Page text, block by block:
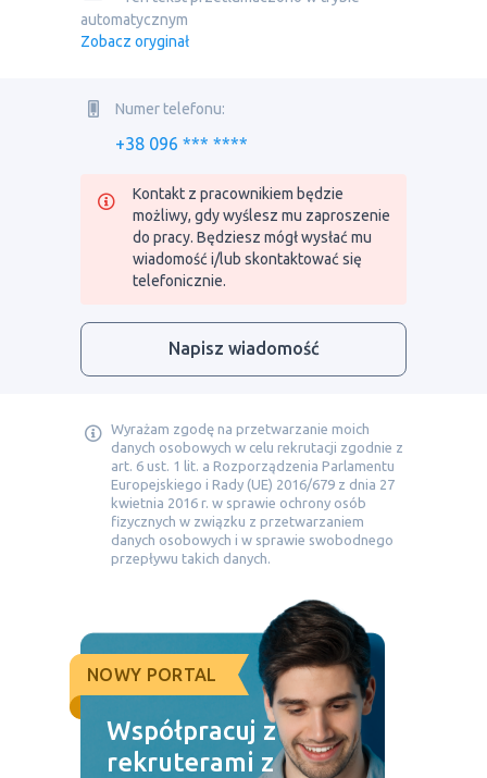
automatycznym
Zobacz oryginał
Numer telefonu:
+38 096 *** ****
Kontakt z pracownikiem będzie
możliwy, gdy wyślesz mu zaproszenie
do pracy. Będziesz mógł wysłać mu
wiadomość i/lub skontaktować się
telefonicznie.
Napisz wiadomość
Wyrażam zgodę na przetwarzanie moich
danych osobowych w celu rekrutacji zgodnie z
art. 6 ust. 1 lit. a Rozporządzenia Parlamentu
Europejskiego i Rady (UE) 2016/679 z dnia 27
kwietnia 2016 r. w sprawie ochrony osób
fizycznych w związku z przetwarzaniem
danych osobowych i w sprawie swobodnego
przepływu takich danych.
NOWY PORTAL
Współpracuj z
rekruterami z